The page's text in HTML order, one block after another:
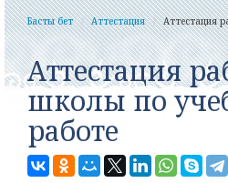
Басты бет Аттестация Аттестация
Аттестация
школы по
работе